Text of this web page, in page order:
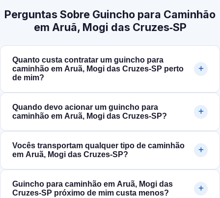
Perguntas Sobre Guincho para Caminhão
em Aruã, Mogi das Cruzes‑SP
Quanto custa contratar um guincho para
caminhão em Aruã, Mogi das Cruzes‑SP perto
de mim?
Quando devo acionar um guincho para
caminhão em Aruã, Mogi das Cruzes‑SP?
Vocês transportam qualquer tipo de caminhão
em Aruã, Mogi das Cruzes‑SP?
Guincho para caminhão em Aruã, Mogi das
Cruzes‑SP próximo de mim custa menos?